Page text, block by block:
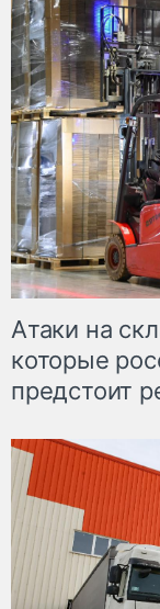
Атаки на
которые
предстоит